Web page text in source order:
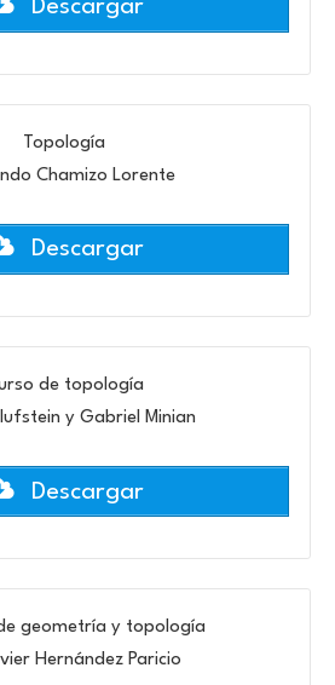
Descargar
Topología
Chamizo Lorente
Descargar
de topología
y Gabriel Minian
Descargar
geometría y topología
Hernández Paricio